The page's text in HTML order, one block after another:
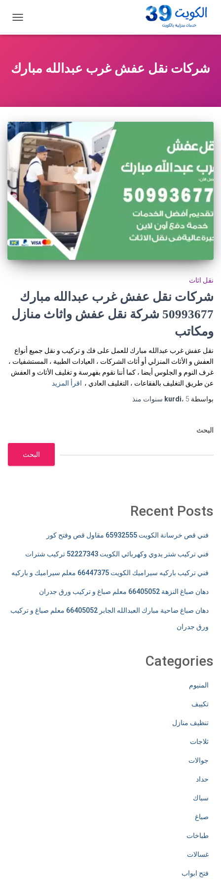
التنقل
شركات نقل عفش غرب عبدالله مبارك
نقل اثاث
شركات نقل عفش غرب عبدالله مبارك
50993677 شركة نقل عفش واثاث منازل
ومكاتب
نقل عفش غرب عبدالله مبارك للعمل على فك و تركيب و نقل جميع أنواع
العفش و الأثاث المنزلي أو أثاث الشركات ، العيادات الطبية ، المستشفيات ،
غرف النوم و الجلوس أيضا ، كما أننا نقوم بفهرسة و تغليف الأثاث و العفش
عن طريق التغليف بالفقاعات ، التغليف العادي ، اقرأ المزيد
بواسطة
kurdi، 5 سنوات منذ
البحث
البحث
Recent Posts
فني قص خرسانة الكويت 65932555 مقاول قص وفتح كور
فني تركيب شتر يدوي وكهربائي الكويت 52227343 تركيب شترات
فني تركيب باركيه سيراميك الكويت 66447375 معلم سيراميك و باركيه
دهان صباغ النزهة 66405052 معلم صباغ و تركيب ورق جدران
دهان صباغ ضاحية مبارك العبدالله الجابر 66405052 معلم صباغ و تركيب
ورق جدران
Categories
المنيوم
تكييف
تنظيف منازل
ثلاجات
جوالات
حداد
سباك
صباغ
طباخات
غسالات
فتح ابواب